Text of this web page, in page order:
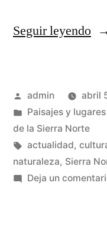
Seguir leyendo
a
Publicado
por
admin
abril
Publicado
en
Paisajes y
de la Sierra Norte
Etiquetas:
actualidad,
naturaleza, Sierra
Deja un